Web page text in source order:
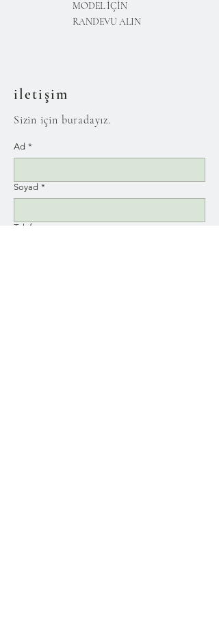
MODEL İÇİN
RANDEVU ALIN
iletişim
Sizin için buradayız.
Ad *
Soyad *
Telefon